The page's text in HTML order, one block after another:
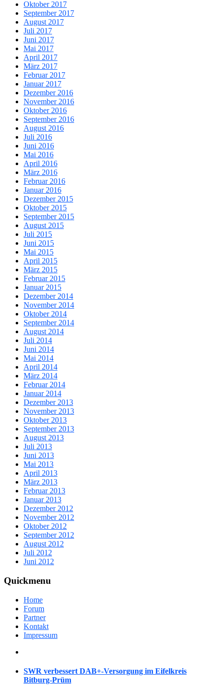
Oktober 2017
September 2017
August 2017
Juli 2017
Juni 2017
Mai 2017
April 2017
März 2017
Februar 2017
Januar 2017
Dezember 2016
November 2016
Oktober 2016
September 2016
August 2016
Juli 2016
Juni 2016
Mai 2016
April 2016
März 2016
Februar 2016
Januar 2016
Dezember 2015
Oktober 2015
September 2015
August 2015
Juli 2015
Juni 2015
Mai 2015
April 2015
März 2015
Februar 2015
Januar 2015
Dezember 2014
November 2014
Oktober 2014
September 2014
August 2014
Juli 2014
Juni 2014
Mai 2014
April 2014
März 2014
Februar 2014
Januar 2014
Dezember 2013
November 2013
Oktober 2013
September 2013
August 2013
Juli 2013
Juni 2013
Mai 2013
April 2013
März 2013
Februar 2013
Januar 2013
Dezember 2012
November 2012
Oktober 2012
September 2012
August 2012
Juli 2012
Juni 2012
Quickmenu
Home
Forum
Partner
Kontakt
Impressum
SWR verbessert DAB+-Versorgung im Eifelkreis
Bitburg-Prüm